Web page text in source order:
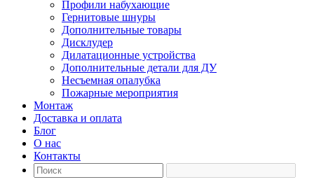
Профили набухающие
Гернитовые шнуры
Дополнительные товары
Дисклудер
Дилатационные устройства
Дополнительные детали для ДУ
Несъемная опалубка
Пожарные мероприятия
Монтаж
Доставка и оплата
Блог
О нас
Контакты